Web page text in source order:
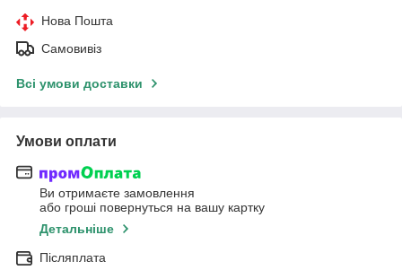
Нова Пошта
Самовивіз
Всі умови доставки
Умови оплати
Ви отримаєте замовлення
або гроші повернуться на вашу картку
Детальніше
Післяплата